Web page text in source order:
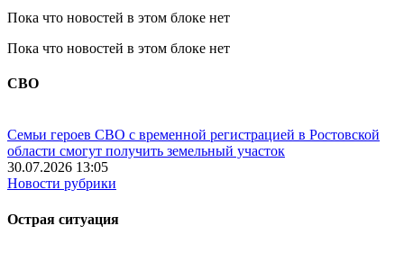
Пока что новостей в этом блоке нет
Пока что новостей в этом блоке нет
СВО
Семьи героев СВО с временной регистрацией в Ростовской
области смогут получить земельный участок
30.07.2026 13:05
Новости рубрики
Острая ситуация